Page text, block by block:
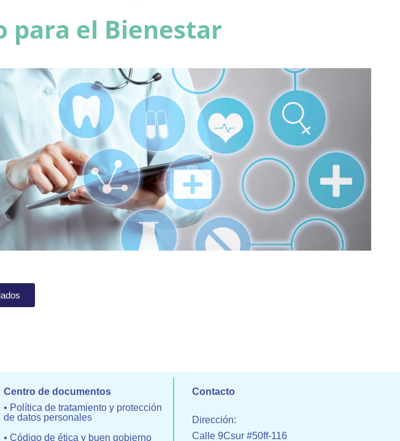
para el Bienestar
Centro de documentos
• Política de tratamiento y protección
de datos personales
• Código de ética y buen gobierno
Contacto
Dirección:
Calle 9Csur #50ff-116